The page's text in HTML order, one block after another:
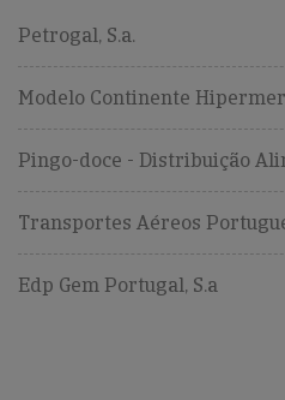
Petrogal, S.a.
Modelo Continente
Pingo-doce - Distribuição
Transportes Aéreos
Edp Gem Portugal, S.a